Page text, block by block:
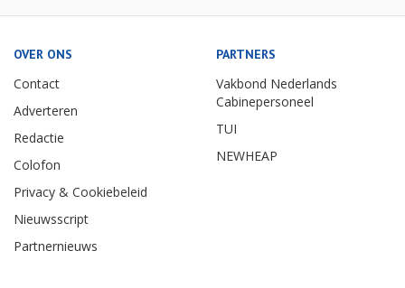
OVER ONS
Contact
Adverteren
Redactie
Colofon
Privacy & Cookiebeleid
Nieuwsscript
Partnernieuws
PARTNERS
Vakbond Nederlands
Cabinepersoneel
TUI
NEWHEAP